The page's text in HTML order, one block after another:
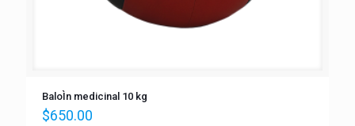
BaloÌn medicinal 10 kg
$650.00